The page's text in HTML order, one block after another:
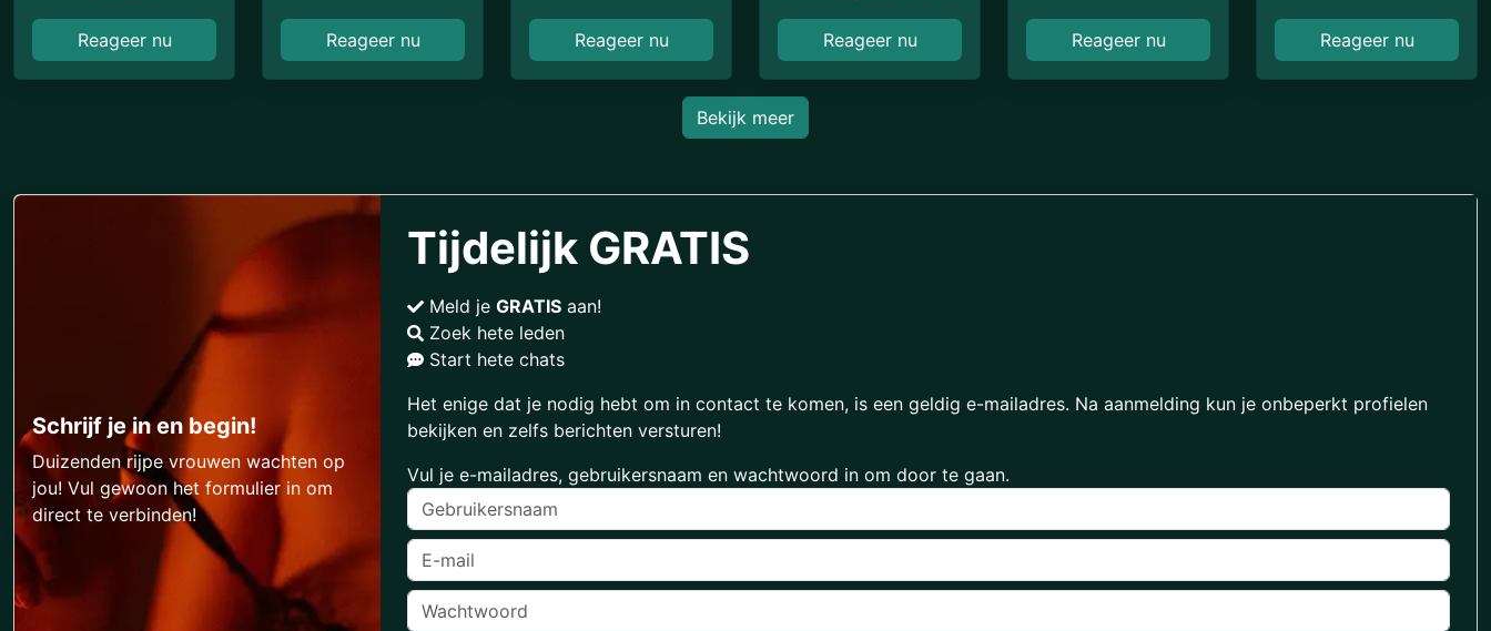
Reageer nu Reageer nu Reageer nu Reageer nu Reageer nu Reageer nu
Bekijk meer
Schrijf je in en begin!
Duizenden rijpe vrouwen wachten op
jou! Vul gewoon het formulier in om
direct te verbinden!
Tijdelijk GRATIS
Meld je GRATISaan!
Zoek hete leden
Start hete chats
Het enige dat je nodig hebt om in contact te komen, is een geldig e-mailadres. Na aanmelding kun je onbeperkt profielen
bekijken en zelfs berichten versturen!
Vul je e-mailadres, gebruikersnaam en wachtwoord in om door te gaan.